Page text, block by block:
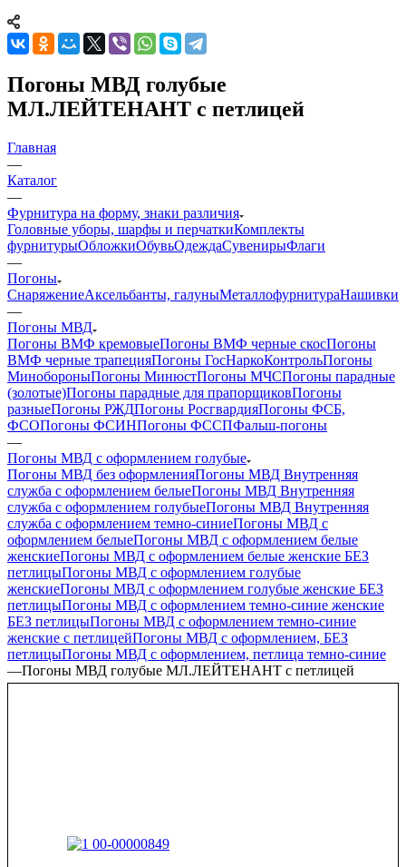
Погоны МВД голубые
МЛ.ЛЕЙТЕНАНТ с петлицей
Главная
—
Каталог
—
Фурнитура на форму, знаки различия
Головные уборы, шарфы и перчаткиКомплекты
фурнитурыОбложкиОбувьОдеждаСувенирыФлаги
—
Погоны
СнаряжениеАксельбанты, галуныМеталлофурнитураНашивки
—
Погоны МВД
Погоны ВМФ кремовыеПогоны ВМФ черные скосПогоны
ВМФ черные трапецияПогоны ГосНаркоКонтрольПогоны
МинобороныПогоны МинюстПогоны МЧСПогоны парадные
(золотые)Погоны парадные для прапорщиковПогоны
разныеПогоны РЖДПогоны РосгвардияПогоны ФСБ,
ФСОПогоны ФСИНПогоны ФССПФальш-погоны
—
Погоны МВД с оформлением голубые
Погоны МВД без оформленияПогоны МВД Внутренняя
служба с оформлением белыеПогоны МВД Внутренняя
служба с оформлением голубыеПогоны МВД Внутренняя
служба с оформлением темно-синиеПогоны МВД с
оформлением белыеПогоны МВД с оформлением белые
женскиеПогоны МВД с оформлением белые женские БЕЗ
петлицыПогоны МВД с оформлением голубые
женскиеПогоны МВД с оформлением голубые женские БЕЗ
петлицыПогоны МВД с оформлением темно-синие женские
БЕЗ петлицыПогоны МВД с оформлением темно-синие
женские с петлицейПогоны МВД с оформлением, БЕЗ
петлицыПогоны МВД с оформлением, петлица темно-синие
—Погоны МВД голубые МЛ.ЛЕЙТЕНАНТ с петлицей